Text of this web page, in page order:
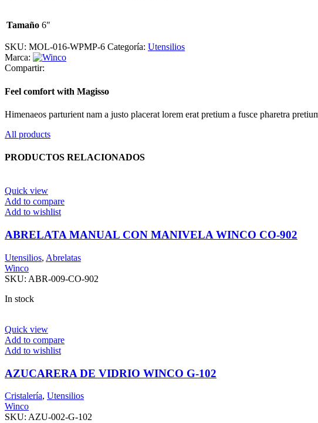
Tamaño 6"
SKU: MOL-016-WPMP-6 Categoría: Utensilios
Marca:
Compartir:
Feel comfort with Magisso
Himenaeos parturient nam a justo placerat lorem erat pretium a fusce pharetra
All products
PRODUCTOS RELACIONADOS
Quick view
Add to compare
Add to wishlist
ABRELATA MANUAL CON MANIVELA WINCO CO-902
Utensilios, Abrelatas
Winco
SKU: ABR-009-CO-902
In stock
Quick view
Add to compare
Add to wishlist
AZUCARERA DE VIDRIO WINCO G-102
Cristalería, Utensilios
Winco
SKU: AZU-002-G-102